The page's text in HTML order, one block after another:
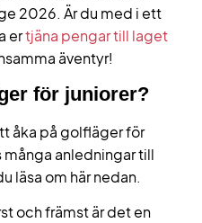
2026. Är du med i ett
ertjäna pengar till laget
äventyr!
för juniorer?
åka på golfläger för
många anledningar till
läsa om här nedan.
och främst är det en